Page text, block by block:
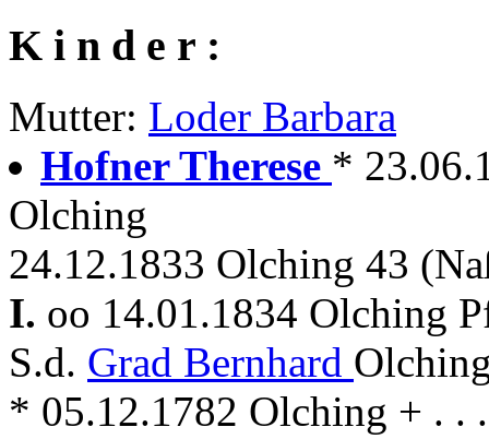
K i n d e r :
Mutter: Loder Barbara
Hofner Therese *
Olching
24.12.1833 Olching 43
I. oo 14.01.1834 Olching
S.d. Grad Bernhard
* 05.12.1782 Olching + . .